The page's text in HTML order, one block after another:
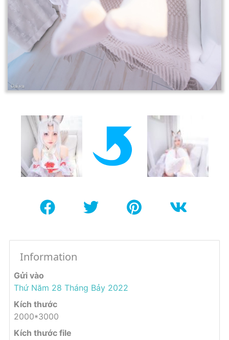
Information
Gửi vào
Thứ Năm 28 Tháng Bảy 2022
Kích thước
2000*3000
Kích thước file